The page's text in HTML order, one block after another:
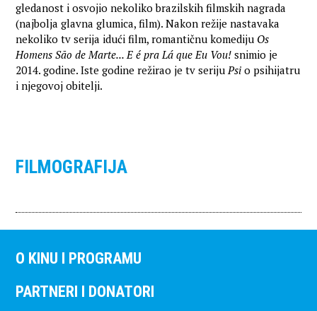
gledanost i osvojio nekoliko brazilskih filmskih nagrada
(najbolja glavna glumica, film). Nakon režije nastavaka
nekoliko tv serija idući film, romantičnu komediju Os
Homens São de Marte... E é pra Lá que Eu Vou! snimio je
2014. godine. Iste godine režirao je tv serijuPsi o psihijatru
i njegovoj obitelji.
FILMOGRAFIJA
O KINU I PROGRAMU
PARTNERI I DONATORI